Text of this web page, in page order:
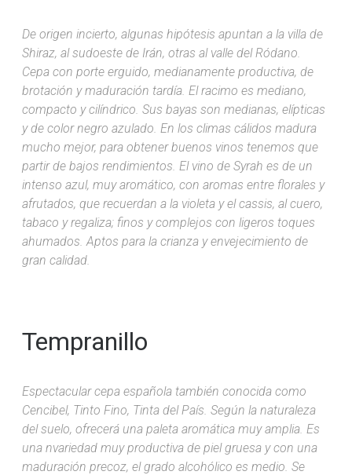
De origen incierto, algunas hipótesis apuntan a la villa de
Shiraz, al sudoeste de Irán, otras al valle del Ródano.
Cepa con porte erguido, medianamente productiva, de
brotación y maduración tardía. El racimo es mediano,
compacto y cilíndrico. Sus bayas son medianas, elípticas
y de color negro azulado. En los climas cálidos madura
mucho mejor, para obtener buenos vinos tenemos que
partir de bajos rendimientos. El vino de Syrah es de un
intenso azul, muy aromático, con aromas entre florales y
afrutados, que recuerdan a la violeta y el cassis, al cuero,
tabaco y regaliza; finos y complejos con ligeros toques
ahumados. Aptos para la crianza y envejecimiento de
gran calidad.
Tempranillo
Espectacular cepa española también conocida como
Cencibel, Tinto Fino, Tinta del País. Según la naturaleza
del suelo, ofrecerá una paleta aromática muy amplia. Es
una nvariedad muy productiva de piel gruesa y con una
maduración precoz, el grado alcohólico es medio. Se